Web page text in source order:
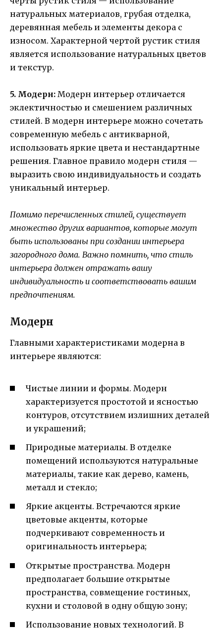
натуральных материалов, грубая отделка,
деревянная мебель и элементы декора с
износом. Характерной чертой рустик стиля
является использование натуральных цветов
и текстур.
5. Модерн: Модерн интерьер отличается
эклектичностью и смешением различных
стилей. В модерн интерьере можно сочетать
современную мебель с антикварной,
использовать яркие цвета и нестандартные
решения. Главное правило модерн стиля —
выразить свою индивидуальность и создать
уникальный интерьер.
Помимо перечисленных стилей, существует
множество других вариантов, которые могут
быть использованы при создании интерьера
загородного дома. Важно помнить, что стиль
интерьера должен отражать вашу
индивидуальность и соответствовать вашим
предпочтениям.
Модерн
Главными характеристиками модерна в
интерьере являются:
Чистые линии и формы. Модерн
характеризуется простотой и ясностью
контуров, отсутствием излишних деталей
и украшений;
Природные материалы. В отделке
помещений используются натуральные
материалы, такие как дерево, камень,
металл и стекло;
Яркие акценты. Встречаются яркие
цветовые акценты, которые
подчеркивают современность и
оригинальность интерьера;
Открытые пространства. Модерн
предполагает большие открытые
пространства, совмещение гостиных,
кухни и столовой в одну общую зону;
Использование новых технологий. В